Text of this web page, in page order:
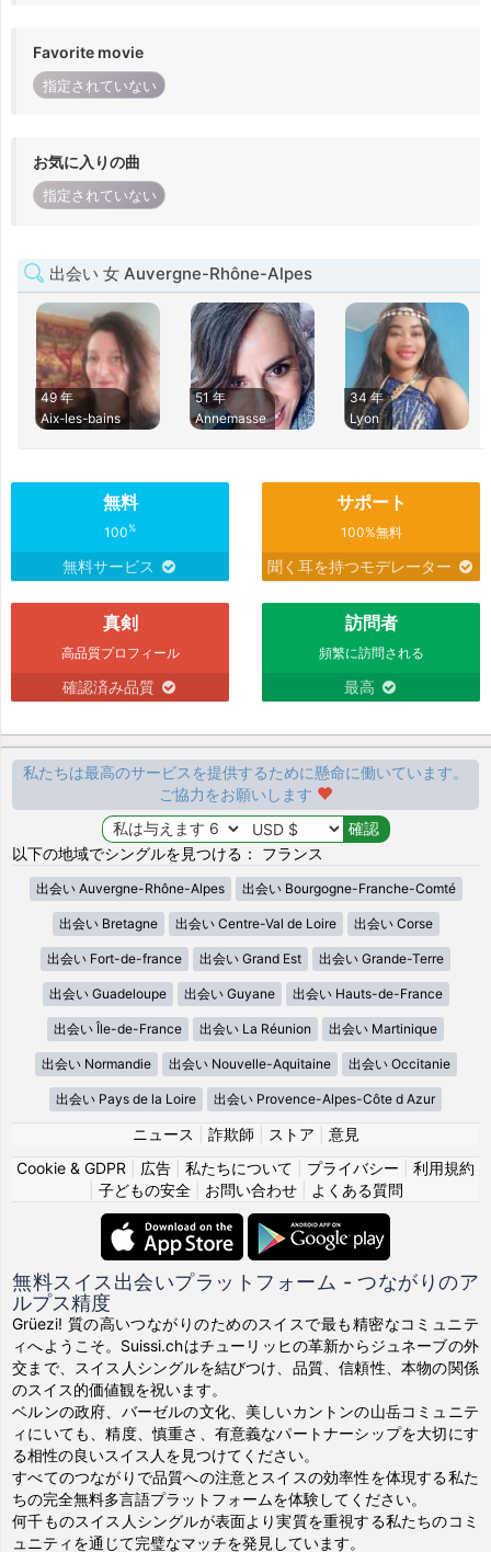
Favorite movie
指定されていない
お気に入りの曲
指定されていない
出会い 女 Auvergne-Rhône-Alpes
49 年
Aix-les-bains
51 年
Annemasse
34 年
Lyon
無料
100%
無料サービス
サポート
100%無料
聞く耳を持つモデレーター
真剣
高品質プロフィール
確認済み品質
訪問者
頻繁に訪問される
最高
私たちは最高のサービスを提供するために懸命に働いています。
ご協力をお願いします
以下の地域でシングルを見つける： フランス
出会い Auvergne-Rhône-Alpes 出会い Bourgogne-Franche-Comté
出会い Bretagne 出会い Centre-Val de Loire 出会い Corse
出会い Fort-de-france 出会い Grand Est 出会い Grande-Terre
出会い Guadeloupe 出会い Guyane 出会い Hauts-de-France
出会い Île-de-France 出会い La Réunion 出会い Martinique
出会い Normandie 出会い Nouvelle-Aquitaine 出会い Occitanie
出会い Pays de la Loire 出会い Provence-Alpes-Côte d Azur
ニュース 詐欺師 ストア
意見
Cookie & GDPR
広告 私たちについて プライバシー
利用規約
子どもの安全| お問い合わせ| よくある質問
無料スイス出会いプラットフォーム - つながりのア
ルプス精度
Grüezi! 質の高いつながりのためのスイスで最も精密なコミュニテ
ィへようこそ。Suissi.chはチューリッヒの革新からジュネーブの外
交まで、スイス人シングルを結びつけ、品質、信頼性、本物の関係
のスイス的価値観を祝います。
ベルンの政府、バーゼルの文化、美しいカントンの山岳コミュニテ
ィにいても、精度、慎重さ、有意義なパートナーシップを大切にす
る相性の良いスイス人を見つけてください。
すべてのつながりで品質への注意とスイスの効率性を体現する私た
ちの完全無料多言語プラットフォームを体験してください。
何千ものスイス人シングルが表面より実質を重視する私たちのコミ
ュニティを通じて完璧なマッチを発見しています。